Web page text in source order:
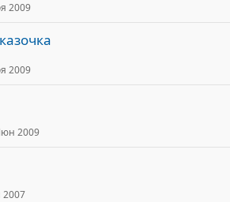
2009
2009
2009
2007